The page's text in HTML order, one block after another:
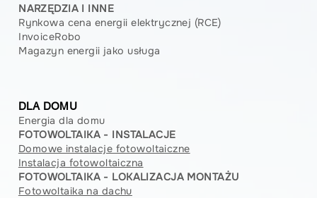
NARZĘDZIA I INNE
Rynkowa cena energii elektrycznej (RCE)
InvoiceRobo
Magazyn energii jako usługa
DLA DOMU
Energia dla domu
FOTOWOLTAIKA - INSTALACJE
Domowe instalacje fotowoltaiczne
Instalacja fotowoltaiczna
FOTOWOLTAIKA - LOKALIZACJA MONTAŻU
Fotowoltaika na dachu